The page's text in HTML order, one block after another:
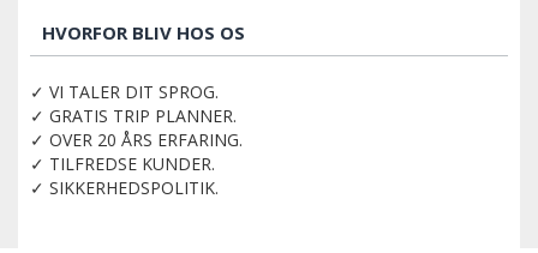
HVORFOR BLIV HOS OS
✓ VI TALER DIT SPROG.
✓ GRATIS TRIP PLANNER.
✓ OVER 20 ÅRS ERFARING.
✓ TILFREDSE KUNDER.
✓ SIKKERHEDSPOLITIK.